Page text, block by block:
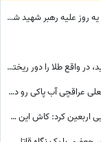
تماشا کنید| از کابوس خیابان تا آرامش پیاده‌روی اربعین؛ یه روز علیه رهبر شهید شعار میدادم امروز شدم نایب الزیاره خود آقا...
ببینید| چرا هر بار که سیم‌کارت قدیمی‌تان را دور می‌اندازید، در واقع طلا را دور ریخته‌اید؟
تماشا کنید| ترامپ از مذاکره دوشنبه گفت اما موقعیت فعلی عراقچی آب پاکی رو دست کاخ‌سفیدنشینان ریخت؛ وزیر امورخارجه کجاست؟
پشیمانی مداح معروف از کاری که با لاریجانی در راهپیمایی اربعین کرد: کاش این کار را نمی‌کردم